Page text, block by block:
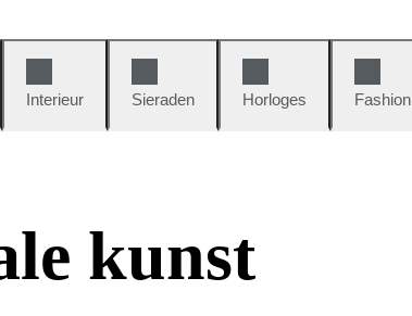
Interieur Sieraden Horloges Fashion
kunst